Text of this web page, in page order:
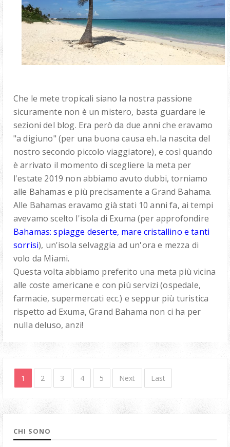
Che le mete tropicali siano la nostra passione
sicuramente non è un mistero, basta guardare le
sezioni del blog. Era però da due anni che eravamo
"a digiuno" (per una buona causa eh..la nascita del
nostro secondo piccolo viaggiatore), e così quando
è arrivato il momento di scegliere la meta per
l'estate 2019 non abbiamo avuto dubbi, torniamo
alle Bahamas e più precisamente a Grand Bahama.
Alle Bahamas eravamo già stati 10 anni fa, ai tempi
avevamo scelto l'isola di Exuma (per approfondire
Bahamas: spiagge deserte, mare cristallino e tanti
sorrisi), un'isola selvaggia ad un'ora e mezza di
volo da Miami.
Questa volta abbiamo preferito una meta più vicina
alle coste americane e con più servizi (ospedale,
farmacie, supermercati ecc.) e seppur più turistica
rispetto ad Exuma, Grand Bahama non ci ha per
nulla deluso, anzi!
1 2 3 4 5 Next Last
CHI SONO